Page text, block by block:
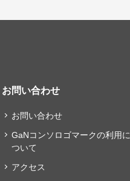
お問い合わせ
お問い合わせ
GaNコンソロゴマークの利用に
ついて
アクセス